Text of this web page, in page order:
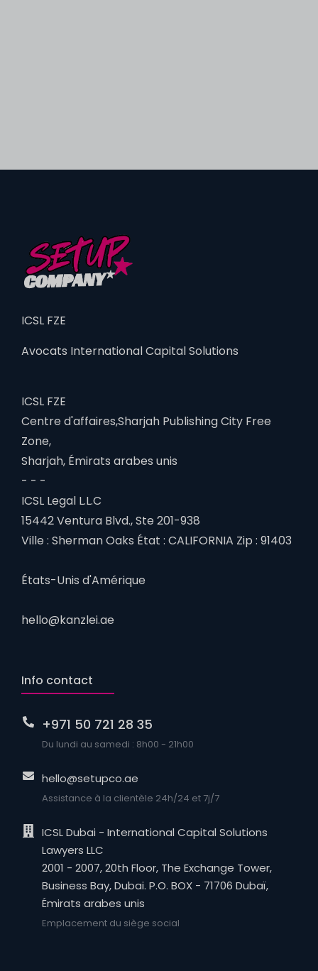
ICSL FZE
Avocats International Capital Solutions
ICSL FZE
Centre d'affaires,Sharjah Publishing City Free
Zone,
Sharjah, Émirats arabes unis
- - -
ICSL Legal L.L.C
15442 Ventura Blvd., Ste 201-938
Ville : Sherman Oaks État : CALIFORNIA Zip : 91403
États-Unis d'Amérique
hello@kanzlei.ae
Info contact
+971 50 721 28 35
Du lundi au samedi : 8h00 - 21h00
hello@setupco.ae
Assistance à la clientèle 24h/24 et 7j/7
ICSL Dubai - International Capital Solutions
Lawyers LLC
2001 - 2007, 20th Floor, The Exchange Tower,
Business Bay, Dubai. P.O. BOX - 71706 Dubaï,
Émirats arabes unis
Emplacement du siège social